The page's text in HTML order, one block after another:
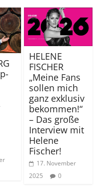
HELENE
FISCHER
„Meine Fans
sollen mich
ganz exklusiv
bekommen!“
– Das große
Interview mit
Helene
Fischer!
17. November
2025
0